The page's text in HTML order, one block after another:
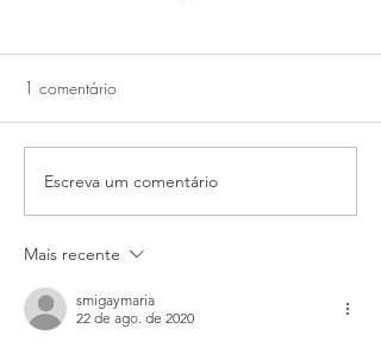
Água morna com limão e
sal (?)
1 comentário
Escreva um comentário
Mais recente
smigaymaria
22 de ago. de 2020